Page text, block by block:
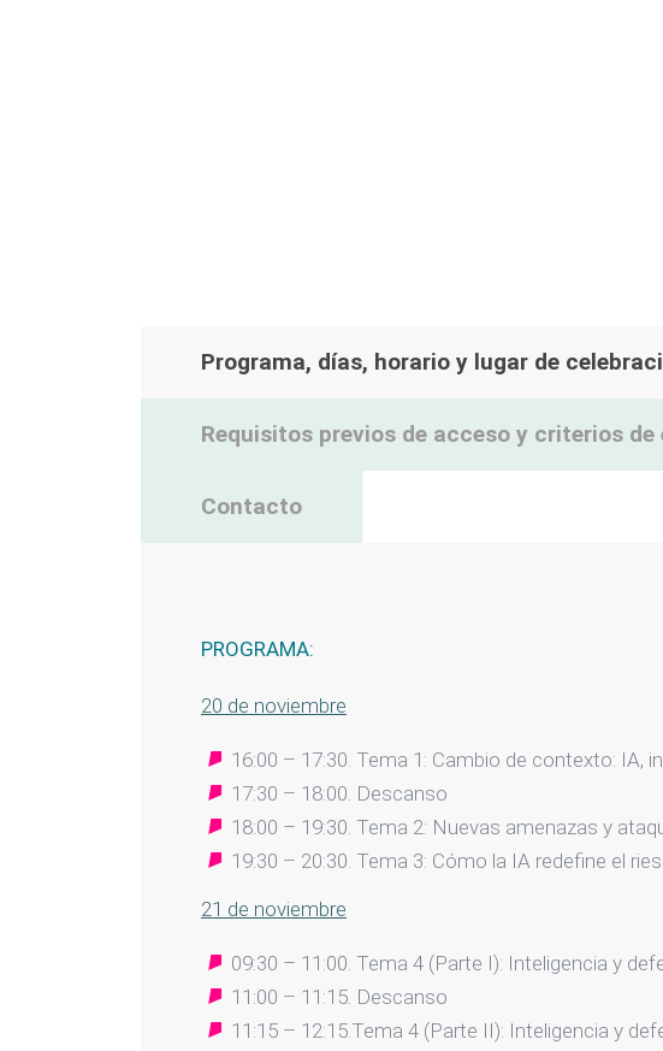
Programa, días, horario y lugar de
Requisitos previos de acceso y criterios de
Contacto
PROGRAMA:
20 de noviembre
16:00 – 17:30. Tema 1: Cambio de contexto: IA,
17:30 – 18:00. Descanso
18:00 – 19:30. Tema 2: Nuevas amenazas y
19:30 – 20:30. Tema 3: Cómo la IA redefine el
21 de noviembre
09:30 – 11:00. Tema 4 (Parte I): Inteligencia y
11:00 – 11:15. Descanso
11:15 – 12:15.Tema 4 (Parte II): Inteligencia y